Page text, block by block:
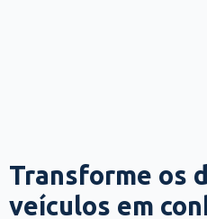
Transforme os
veículos em